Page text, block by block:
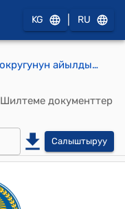
KG RU
Т. Зулпуев айылдык округунун айылдык кеңешинин 2021-жылдын 6-августундагы № 5-4 "Сарыкова Тынара Жигиталиевна Айдарова Гулнара Аббасовнанын арызын кароо жөнүндө" токтому
Шилтеме документтер
Салыштыруу